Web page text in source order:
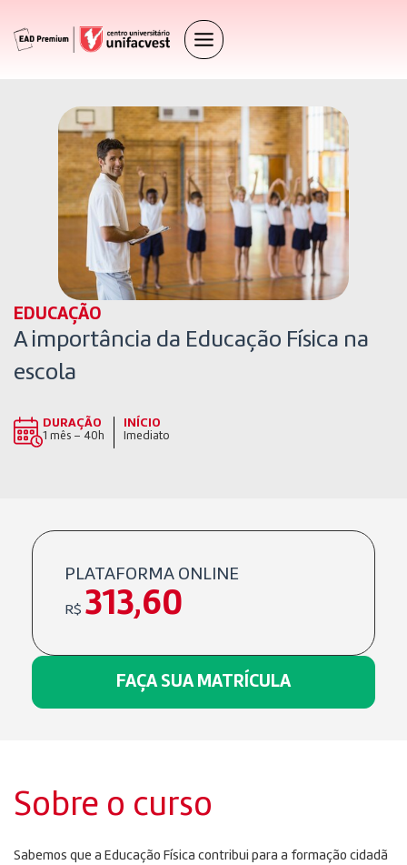
EDUCAÇÃO
A importância da Educação Física na
escola
DURAÇÃO
1 mês – 40h
INÍCIO
Imediato
Sobre o curso
Sabemos que a Educação Física contribui para a formação cidadã
PLATAFORMA ONLINE
R$ 313,60
FAÇA SUA MATRÍCULA